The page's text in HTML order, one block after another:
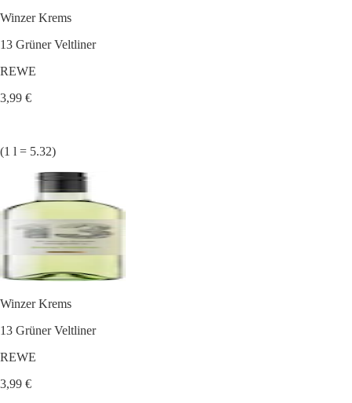
Winzer Krems
13 Grüner Veltliner
REWE
3,99 €
(1 l = 5.32)
Winzer Krems
13 Grüner Veltliner
REWE
3,99 €